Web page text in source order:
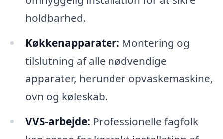
holdbarhed.
Køkkenapparater: Montering og
tilslutning af alle nødvendige
apparater, herunder opvaskemaskine,
ovn og køleskab.
VVS-arbejde: Professionelle fagfolk